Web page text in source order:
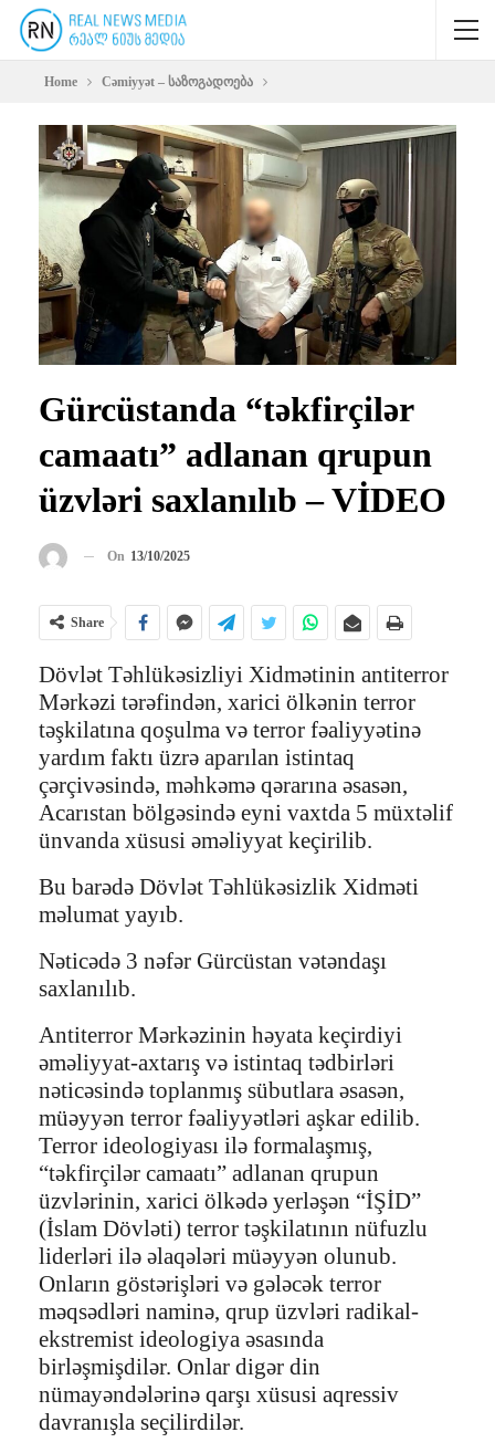
Home Cəmiyyət – საზოგადოება
Gürcüstanda “təkfirçilər
camaatı” adlanan qrupun
üzvləri saxlanılıb – VİDEO
On 13/10/2025
Share
Dövlət Təhlükəsizliyi Xidmətinin antiterror
Mərkəzi tərəfindən, xarici ölkənin terror
təşkilatına qoşulma və terror fəaliyyətinə
yardım faktı üzrə aparılan istintaq
çərçivəsində, məhkəmə qərarına əsasən,
Acarıstan bölgəsində eyni vaxtda 5 müxtəlif
ünvanda xüsusi əməliyyat keçirilib.
Bu barədə Dövlət Təhlükəsizlik Xidməti
məlumat yayıb.
Nəticədə 3 nəfər Gürcüstan vətəndaşı
saxlanılıb.
Antiterror Mərkəzinin həyata keçirdiyi
əməliyyat-axtarış və istintaq tədbirləri
nəticəsində toplanmış sübutlara əsasən,
müəyyən terror fəaliyyətləri aşkar edilib.
Terror ideologiyası ilə formalaşmış,
“təkfirçilər camaatı” adlanan qrupun
üzvlərinin, xarici ölkədə yerləşən “İŞİD”
(İslam Dövləti) terror təşkilatının nüfuzlu
liderləri ilə əlaqələri müəyyən olunub.
Onların göstərişləri və gələcək terror
məqsədləri naminə, qrup üzvləri radikal-
ekstremist ideologiya əsasında
birləşmişdilər. Onlar digər din
nümayəndələrinə qarşı xüsusi aqressiv
davranışla seçilirdilər.